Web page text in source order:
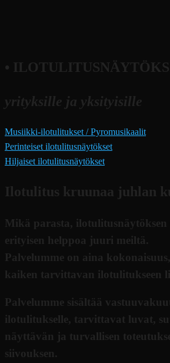
•
yrityksille ja yksityisille
Musiikki-ilotulitukset / Pyromusikaalit
Perinteiset ilotulitusnäytökset
Hiljaiset ilotulitusnäytökset
Ilotulitus kruunaa juhlan
Mikä parasta, ilotulitusnäytöksen
erityisen helppoa juuri meiltä.
Palvelumme on aina
kaiken tarvittavan ilotulitukseen
Palvelumme sisältää
ilotulitukselle, tarvittavat luvat,
näyttävän ja turvallisen
siivouksen.